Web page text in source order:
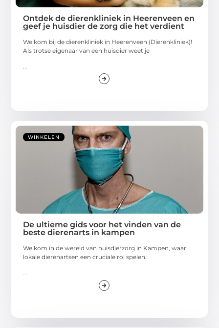
Ontdek de dierenkliniek in Heerenveen en
geef je huisdier de zorg die het verdient
Welkom bij de dierenkliniek in Heerenveen (Dierenkliniek)!
Als trotse eigenaar van een huisdier weet je
...
WINKELEN
De ultieme gids voor het vinden van de
beste dierenarts in kampen
Welkom in de wereld van huisdierzorg in Kampen, waar
lokale dierenartsen een cruciale rol spelen.